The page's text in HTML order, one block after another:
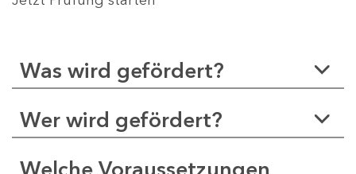
Was wird gefördert?
Wer wird gefördert?
Welche Voraussetzungen